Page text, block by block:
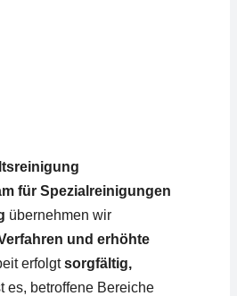
für Spezialreinigungen
übernehmen wir
und erhöhte
erfolgtsorgfältig,
es, betroffene Bereiche